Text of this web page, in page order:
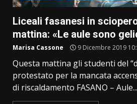
Liceali fasanesi in
mattina: «Le aule sono
Marisa Cassone 9 Dicembre 2019
Questa mattina gli studenti del
protestato per la mancata
di riscaldamento FASANO – Aule...